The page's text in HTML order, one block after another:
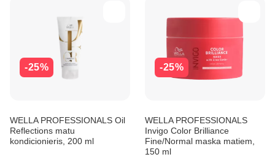
-25%
WELLA PROFESSIONALS Oil
Reflections matu
kondicionieris, 200 ml
-25%
WELLA PROFESSIONALS
Invigo Color Brilliance
Fine/Normal maska matiem,
150 ml